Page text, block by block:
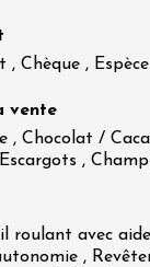
Chèque ,
vente
, Chocolat /
,
roulant avec
,